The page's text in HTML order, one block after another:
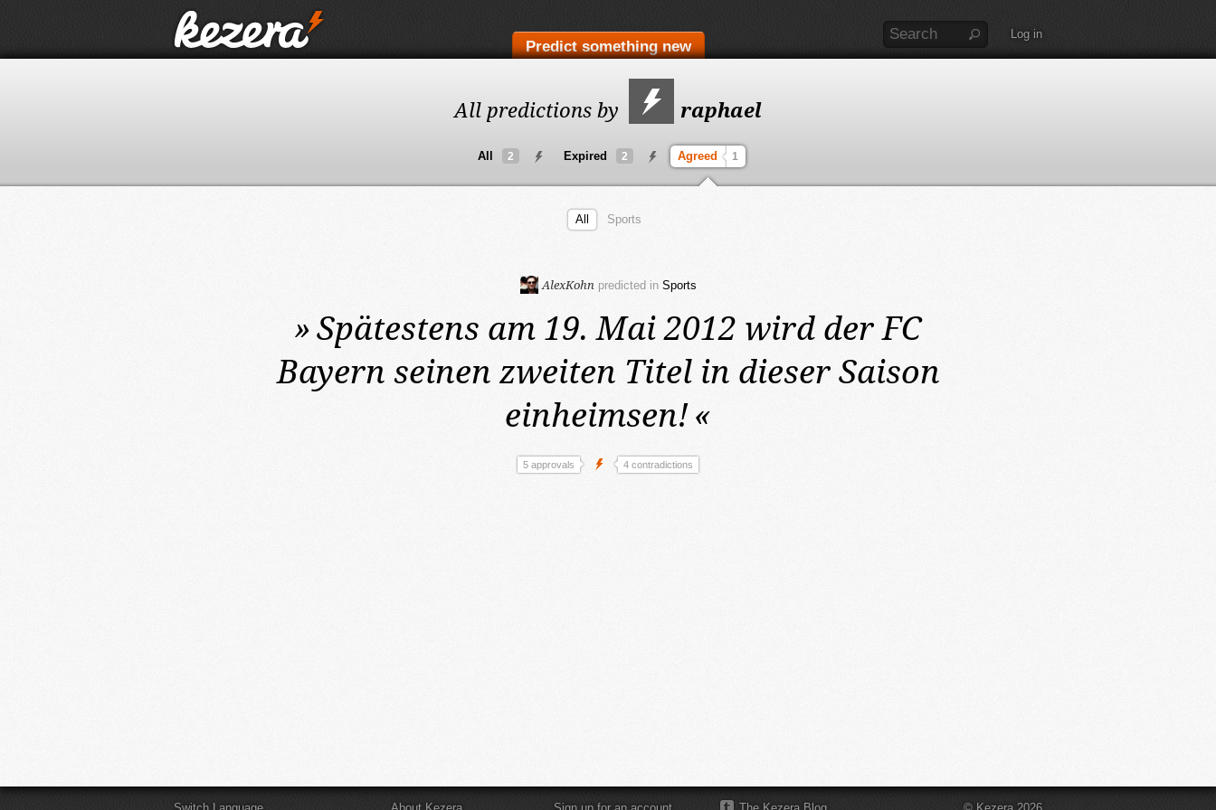
Predict something new
Log in
All predictions by raphael
All 2 Expired 2 Agreed 1
All Sports
AlexKohn predicted in Sports
»Spätestens am 19. Mai 2012 wird der FC
Bayern seinen zweiten Titel in dieser Saison
einheimsen!«
5 approvals 4 contradictions